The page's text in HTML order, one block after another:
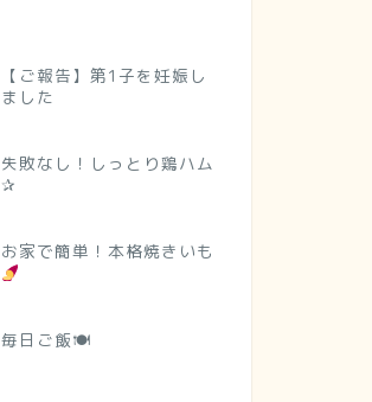
【ご報告】第1子を妊娠し
ました
失敗なし！しっとり鶏ハム
✰
お家で簡単！本格焼きいも
毎日ご飯🍽